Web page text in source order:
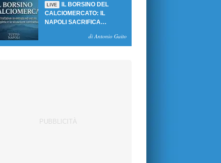
LIVE
IL BORSINO DEL
CALCIOMERCATO: IL
NAPOLI SACRIFICA
SBLOCCANO ARRIVIdi Antonio Gaito